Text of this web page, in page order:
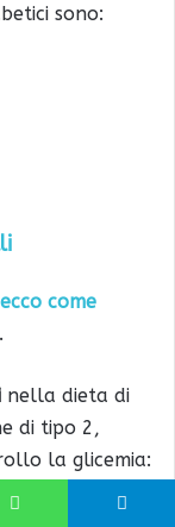
sono:
ecco come
.
nella dieta di
di tipo 2,
la glicemia: